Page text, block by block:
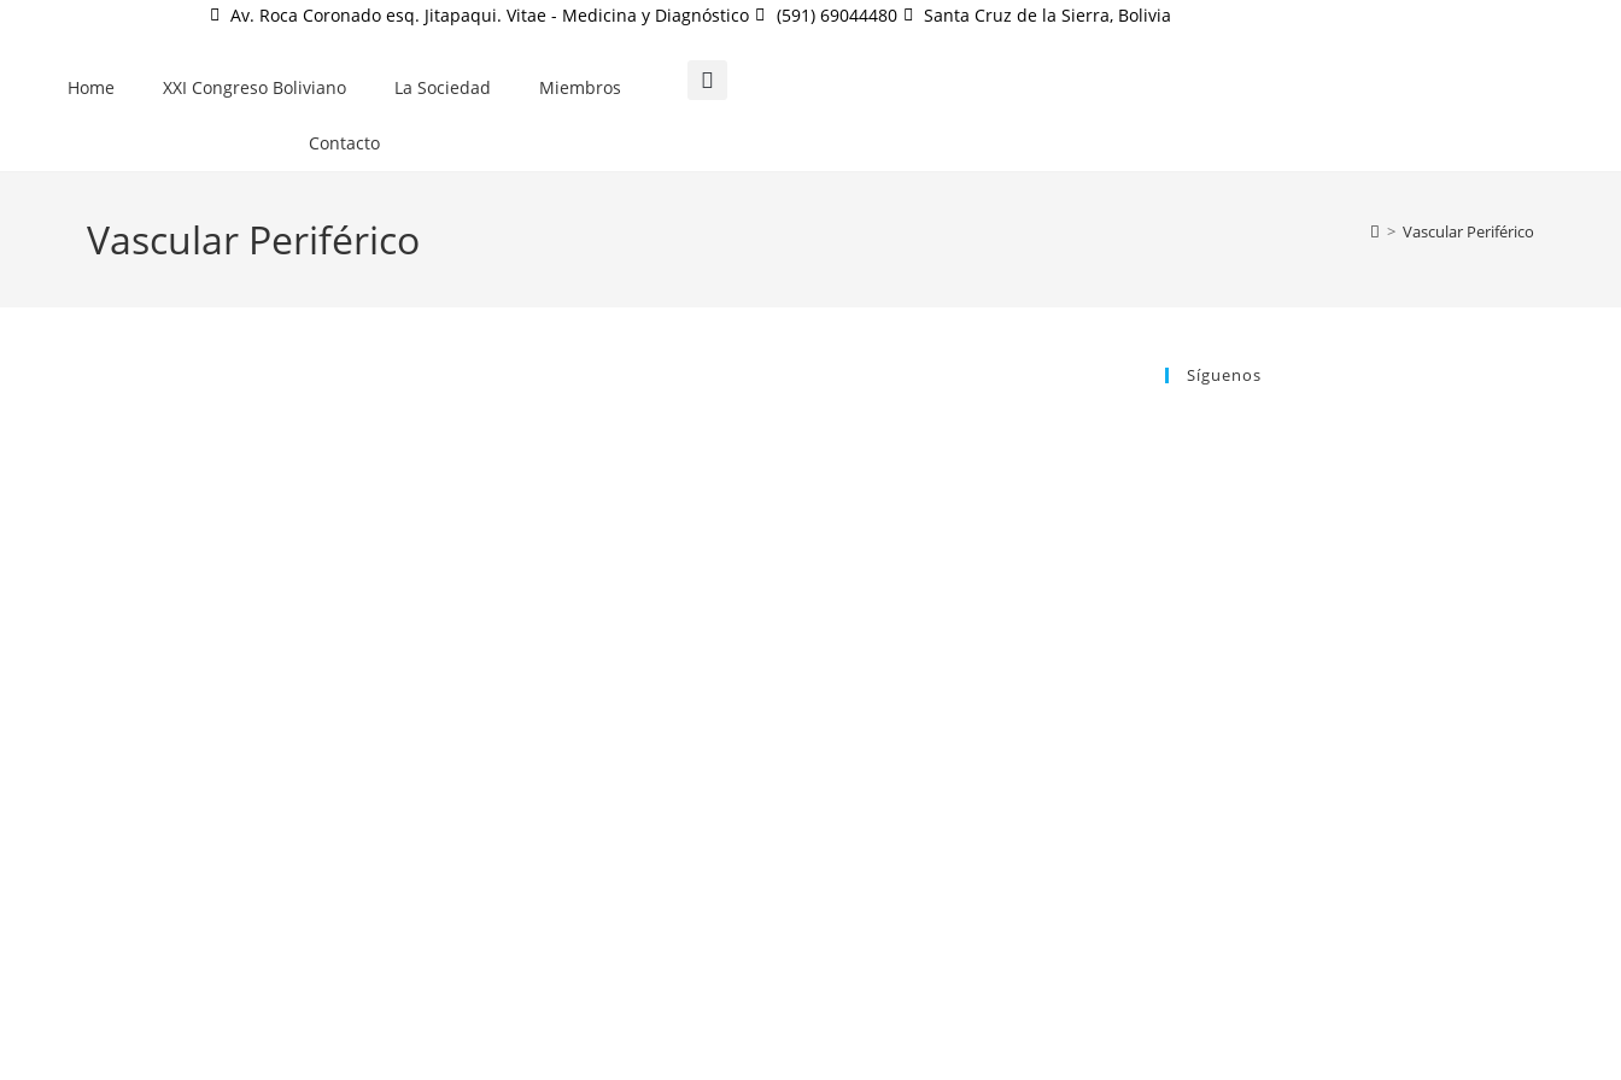
Av. Roca Coronado esq. Jitapaqui. Vitae - Medicina y Diagnóstico (591) 69044480 Santa Cruz de la Sierra, Bolivia
Home XXI Congreso Boliviano La Sociedad Miembros
Contacto
Vascular Periférico > Vascular Periférico
Síguenos